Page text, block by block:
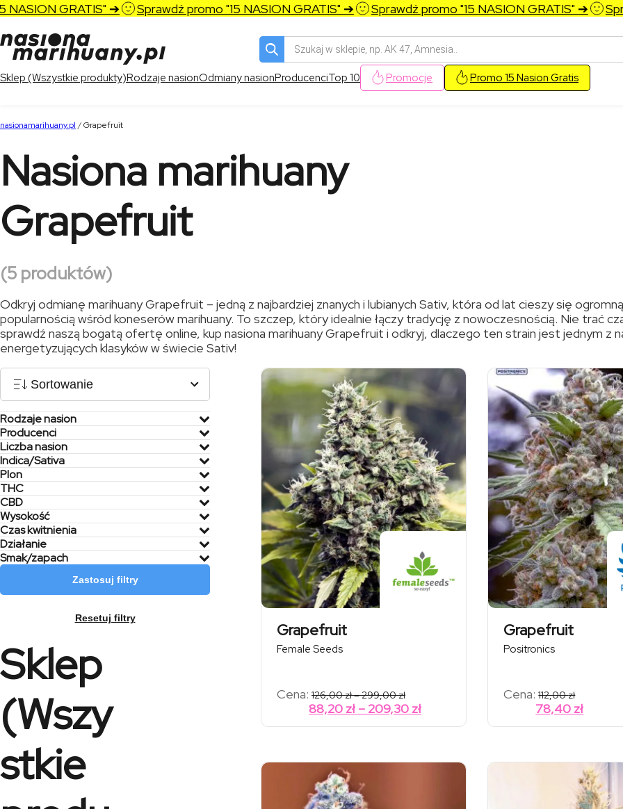
GRATIS" ➔ Sprawdź promo "15 NASION GRATIS" ➔ Sprawdź promo "15 NASION GRATIS" ➔
Wyszukiwarka
produktów
Sklep (Wszystkie produkty)Rodzaje nasionOdmiany nasionProducenciTop 10 Promocje Promo 15 Nasion Gratis
nasionamarihuany.pl /Grapefruit
Rodzaje nasion
Producenci
Liczba nasion
Indica/Sativa
Plon
THC
CBD
Wysokość
Czas kwitnienia
Działanie
Smak/zapach
Zastosuj filtry
Resetuj filtry
Sklep
(Wszy
stkie
Nasiona marihuany
Grapefruit
(5 produktów)
Odkryj odmianę marihuany Grapefruit – jedną z najbardziej znanych i lubianych Sativ, która od lat cieszy się ogromną
popularnością wśród koneserów marihuany. To szczep, który idealnie łączy tradycję z nowoczesnością. Nie trać
sprawdź naszą bogatą ofertę online, kup nasiona marihuany Grapefruit i odkryj, dlaczego ten strain jest jednym z
energetyzujących klasyków w świecie Sativ!
Sortowanie
Grapefruit
Female Seeds
Cena: 126,00zł–299,00złZakres
cen:
od
126,00 zł
88,20 zł – 209,30 złZakres
cen:
do
Grapefruit
Positronics
Cena: 112,00zł
78,40 zł